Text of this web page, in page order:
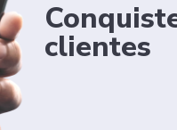
clientes